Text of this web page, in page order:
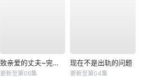
致亲爱的丈夫~完美妻子的谎言~
更新至第06集
现在不是出轨的问题
更新至第04集